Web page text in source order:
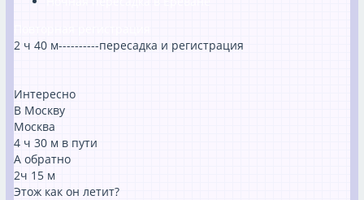
2 ⁠ч 40 ⁠м----------пересадка и регистрация
Интересно
В Москву
Москва
4 ⁠ч 30 ⁠м в пути
А обратно
2ч 15 м
Этож как он летит?